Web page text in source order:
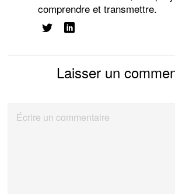
comprendre et transmettre.
Laisser un